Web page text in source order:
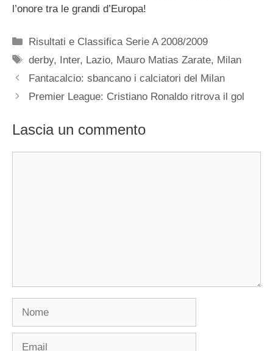
l’onore tra le grandi d’Europa!
Categorie
Risultati e Classifica Serie A 2008/2009
Tag
derby, Inter, Lazio, Mauro Matias Zarate, Milan
Fantacalcio: sbancano i calciatori del Milan
Premier League: Cristiano Ronaldo ritrova il gol
Lascia un commento
Nome
Email